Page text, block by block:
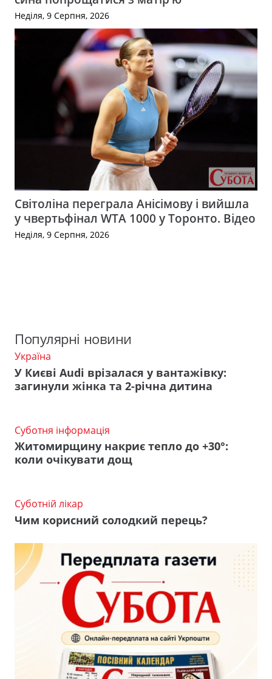
Неділя, 9 Серпня, 2026
Світоліна переграла Анісімову і вийшла
у чвертьфінал WTA 1000 у Торонто. Відео
Неділя, 9 Серпня, 2026
Популярні новини
Україна
У Києві Audi врізалася у вантажівку:
загинули жінка та 2-річна дитина
Суботня інформація
Житомирщину накриє тепло до +30°:
коли очікувати дощ
Суботній лікар
Чим корисний солодкий перець?